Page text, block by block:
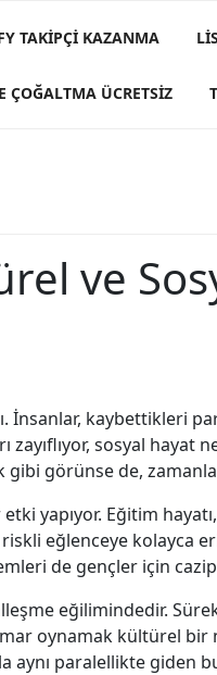
TAKIPÇI KAZANMA
ÇOĞALTMA ÜCRETSIZ
ve
İnsanlar, kaybettikleri
zayıflıyor, sosyal
görünse de,
etki yapıyor. Eğitim
eğlenceye kolayca
de gençler için
eğilimindedir.
oynamak kültürel
aynı paralellikte